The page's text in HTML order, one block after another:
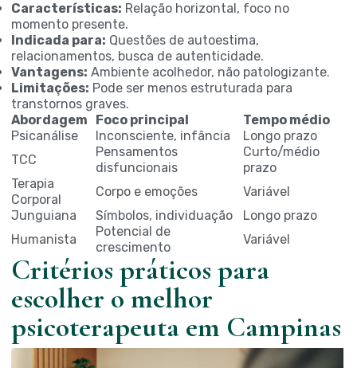
Características: Relação horizontal, foco no
momento presente.
Indicada para: Questões de autoestima,
relacionamentos, busca de autenticidade.
Vantagens: Ambiente acolhedor, não patologizante.
Limitações: Pode ser menos estruturada para
transtornos graves.
Abordagem
Foco principal
Tempo médio
Psicanálise
Inconsciente, infância
Longo prazo
TCC
Pensamentos
disfuncionais
Curto/médio
prazo
Terapia
Corporal
Corpo e emoções
Variável
Junguiana
Símbolos, individuação
Longo prazo
Humanista
Potencial de
crescimento
Variável
Critérios práticos para
escolher o melhor
psicoterapeuta em Campinas